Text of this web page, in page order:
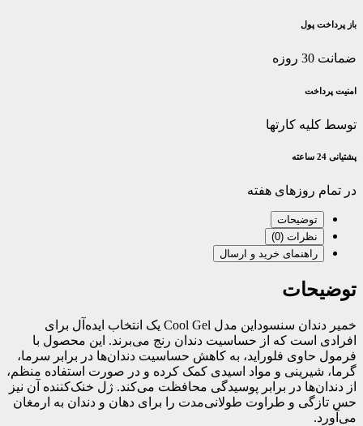
باز پرداخت پول
ضمانت 30 روزه
امنیت پرداخت
توسط کلیه کارتها
پشتیانی 24 ساعته
در تمام روزهای هفته
توضیحات
نظرات (0)
راهنمای خرید و ارسال
توضیحات
خمیر دندان سنسوداین مدل Cool Gel یک انتخاب ایده‌آل برای
افرادی است که از حساسیت دندان رنج می‌برند. این محصول با
فرمول حاوی فلوراید، به کاهش حساسیت دندان‌ها در برابر سرما،
گرما، شیرینی و مواد اسیدی کمک کرده و در صورت استفاده منظم،
از دندان‌ها در برابر پوسیدگی محافظت می‌کند. ژل خنک‌کننده آن نیز
حس تازگی و طراوت طولانی‌مدت را برای دهان و دندان به ارمغان
می‌آورد.